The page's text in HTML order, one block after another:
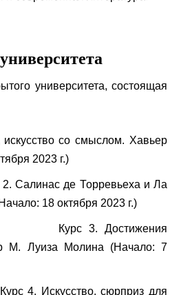
университета, состоящая
со смыслом. Хавьер
2023 г.)
де Торревьеха и Ла
18 октября 2023 г.)
М. Луиза Молина (Начало: 7
сюрприз для